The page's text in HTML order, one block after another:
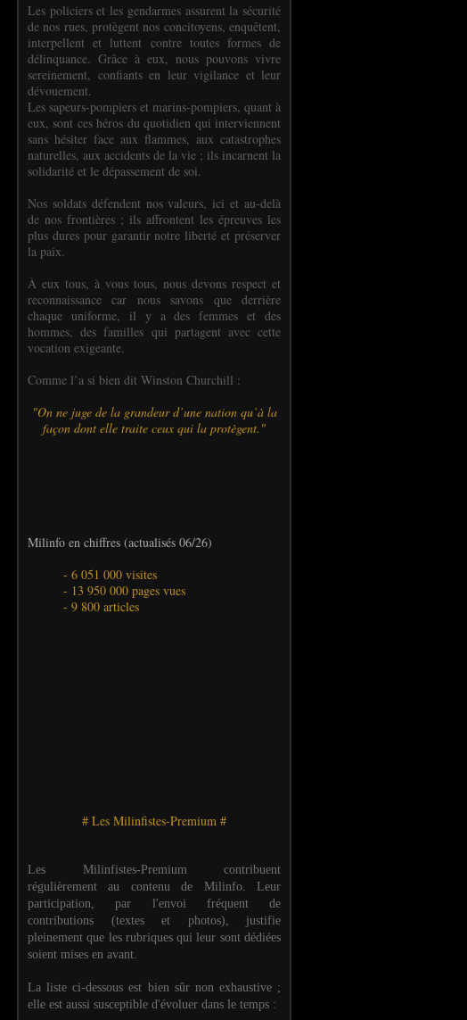
Les policiers et les gendarmes assurent la sécurité
de nos rues, protègent nos concitoyens, enquêtent,
interpellent et luttent contre toutes formes de
délinquance. Grâce à eux, nous pouvons vivre
sereinement, confiants en leur vigilance et leur
dévouement.
Les sapeurs-pompiers et marins-pompiers, quant à
eux, sont ces héros du quotidien qui interviennent
sans hésiter face aux flammes, aux catastrophes
naturelles, aux accidents de la vie ; ils incarnent la
solidarité et le dépassement de soi.
Nos soldats défendent nos valeurs, ici et au-delà
de nos frontières ; ils affrontent les épreuves les
plus dures pour garantir notre liberté et préserver
la paix.
À eux tous, à vous tous, nous devons respect et
reconnaissance car nous savons que derrière
chaque uniforme, il y a des femmes et des
hommes, des familles qui partagent avec cette
vocation exigeante.
Comme l’a si bien dit Winston Churchill :
"On ne juge de la grandeur d’une nation qu’à la
façon dont elle traite ceux qui la protègent."
Milinfo en chiffres (actualisés 06/26)
- 6 051 000 visites
- 13 950 000 pages vues
- 9 800 articles
# Les Milinfistes-Premium #
Les Milinfistes-Premium contribuent
régulièrement au contenu de Milinfo. Leur
participation, par l'envoi fréquent de
contributions (textes et photos), justifie
pleinement que les rubriques qui leur sont dédiées
soient mises en avant.
La liste ci-dessous est bien sûr non exhaustive ;
elle est aussi susceptible d'évoluer dans le temps :